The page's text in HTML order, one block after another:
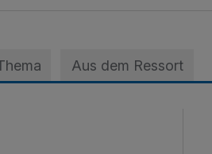
Aus dem Ressort